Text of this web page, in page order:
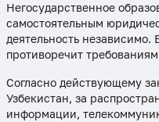
Негосударственное
самостоятельным
деятельность независимо.
противоречит
Согласно действующему
Узбекистан, за
информации,